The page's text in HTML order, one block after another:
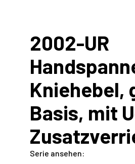
2002-UR
Kniehebel,
Basis, mit
Serie ansehen: